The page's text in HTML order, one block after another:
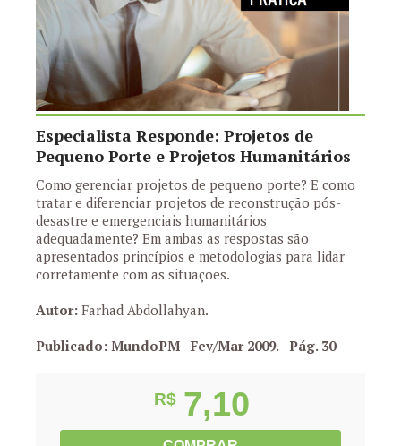
Especialista Responde: Projetos de
Pequeno Porte e Projetos Humanitários
Como gerenciar projetos de pequeno porte? E como
tratar e diferenciar projetos de reconstrução pós-
desastre e emergenciais humanitários
adequadamente? Em ambas as respostas são
apresentados princípios e metodologias para lidar
corretamente com as situações.
Autor: Farhad Abdollahyan.
Publicado: MundoPM - Fev/Mar 2009.- Pág. 30
R$ 7,10